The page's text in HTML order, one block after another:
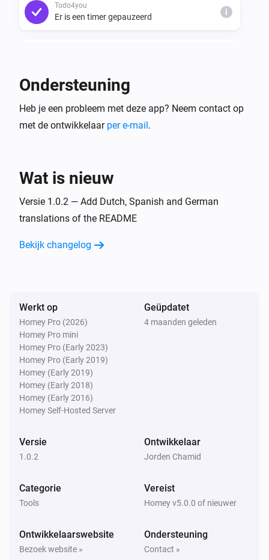
Todo4you
Er is een timer gepauzeerd i
Er is een timer gestart
Todo4you
Todo4you
Maak Type ticket
Prioriteit in Project
Todo4you
Verplaats
Project
Pauzeer de lopende timer
Todo4you
Hervat de gepauzeerde timer i
Todo4you
Start een timer op Ticketreferentie in
Ondersteuning
Heb je een probleem met deze app? Neem contact op
met de ontwikkelaar per e-mail.
Wat is nieuw
Versie 1.0.2 — Add Dutch, Spanish and German
translations of the README
Bekijk changelog
Werkt op
Homey Pro (2026)
Homey Pro mini
Homey Pro (Early 2023)
Homey Pro (Early 2019)
Homey (Early 2019)
Homey (Early 2018)
Homey (Early 2016)
Homey Self-Hosted Server
Geüpdatet
4 maanden geleden
Versie
1.0.2
Ontwikkelaar
Jorden Chamid
Categorie
Tools
Vereist
Homey v5.0.0 of nieuwer
Ontwikkelaarswebsite
Bezoek website »
Ondersteuning
Contact »